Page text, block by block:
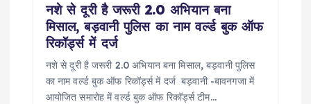
नशे से दूरी है जरूरी 2.0 अभियान बना
मिसाल, बड़वानी पुलिस का नाम वर्ल्ड बुक ऑफ
रिकॉर्ड्स में दर्ज
नशे से दूरी है जरूरी 2.0 अभियान बना मिसाल, बड़वानी पुलिस
का नाम वर्ल्ड बुक ऑफ रिकॉर्ड्स में दर्ज बड़वानी -बावनगजा में
आयोजित समारोह में वर्ल्ड बुक ऑफ रिकॉर्ड्स टीम…